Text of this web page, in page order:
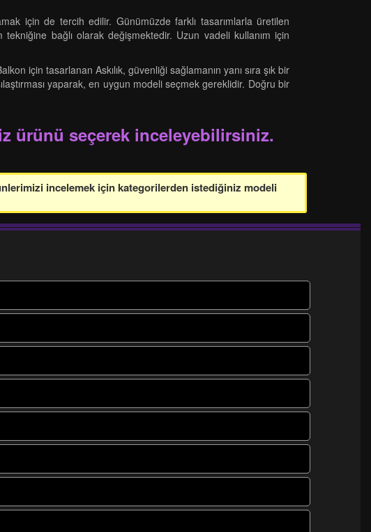
için de tercih edilir. Günümüzde farklı tasarımlarla üretilen
bağlı olarak değişmektedir. Uzun vadeli kullanım için
için tasarlanan Askılık, güvenliği sağlamanın yanı sıra şık bir
yaparak, en uygun modeli seçmek gereklidir. Doğru bir
ürünü seçerek inceleyebilirsiniz.
incelemek için kategorilerden istediğiniz modeli